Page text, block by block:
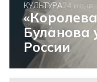
КУЛЬТУРА24 июня
Буланова
России